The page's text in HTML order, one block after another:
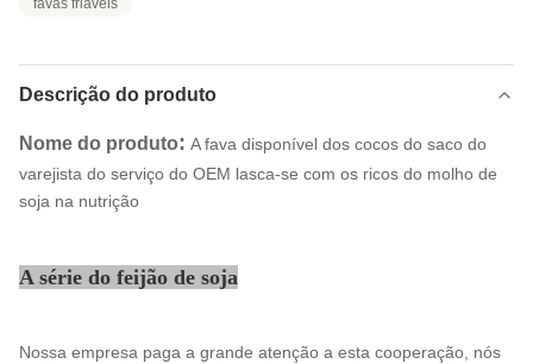
favas friáveis
Descrição do produto
Nome do produto: A fava disponível dos cocos do saco do
varejista do serviço do OEM lasca-se com os ricos do molho de
soja na nutrição
A série do feijão de soja
Nossa empresa paga a grande atenção a esta cooperação, nós